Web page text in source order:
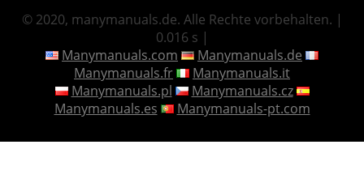
© 2020, manymanuals.de. Alle Rechte vorbehalten. |
0.016 s |
Manymanuals.com
Manymanuals.de
Manymanuals.fr
Manymanuals.it
Manymanuals.pl
Manymanuals.cz
Manymanuals.es
Manymanuals-pt.com